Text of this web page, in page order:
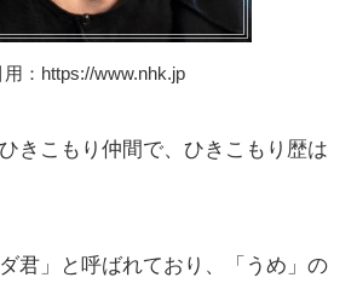
用：https://www.nhk.jp
きこもり仲間で、ひきこもり歴は
君」と呼ばれており、「うめ」の